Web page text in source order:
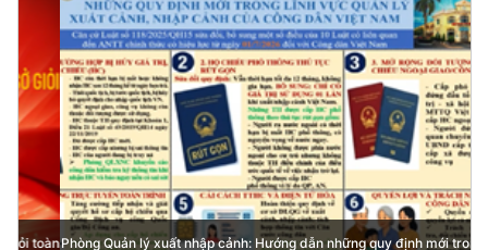
DỊCH VỤ CÔNG
Lĩnh vực quản lý vũ khí, vật liệu nổ, công cụ hỗ trợ
Đăng ký, quản lý cư trú
Đăng ký, quản lý phương tiện giao thông cơ giới